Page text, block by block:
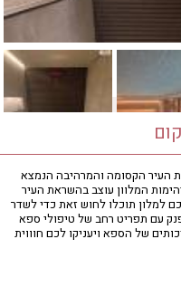
העיר הקסומה והמרהיבה הנמצא
המלוון עוצב בהשראת העיר
למלון תוכלו לחוש זאת כדי לשדר
עם תפריט רחב של טיפולי ספא
של הספא ויעניקו לכם חוווית